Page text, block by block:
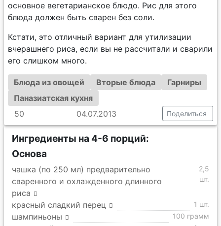
основное вегетарианское блюдо. Рис для этого
блюда должен быть сварен без соли.
Кстати, это отличный вариант для утилизации
вчерашнего риса, если вы не рассчитали и сварили
его слишком много.
Блюда из овощей Вторые блюда
Гарниры
Паназиатская кухня
50
04.07.2013 Поделиться
Ингредиенты на 4-6 порций:
Основа
чашка (по 250 мл) предварительно
сваренного и охлажденного длинного
риса
2,5
шт.
красный сладкий перец 1 шт.
шампиньоны 100 грамм